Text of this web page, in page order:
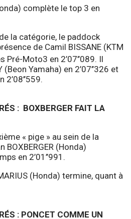
complète le top 3 en
la catégorie, le paddock
de Camil BISSANE (KTM
Pré-Moto3 en 2’07’’089. Il
Yamaha) en 2’07’’326 et
: BOXBERGER FAIT LA
« pige » au sein de la
BOXBERGER (Honda)
en 2’01’’991.
(Honda) termine, quant à
: PONCET COMME UN